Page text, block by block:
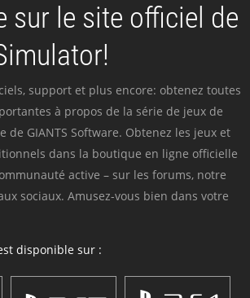
sur le site officiel de
support et plus encore: obtenez toutes
à propos de la série de jeux de
de GIANTS Software. Obtenez les jeux et
dans la boutique en ligne officielle
active – sur les forums, notre
sociaux. Amusez-vous bien dans votre
disponible sur :